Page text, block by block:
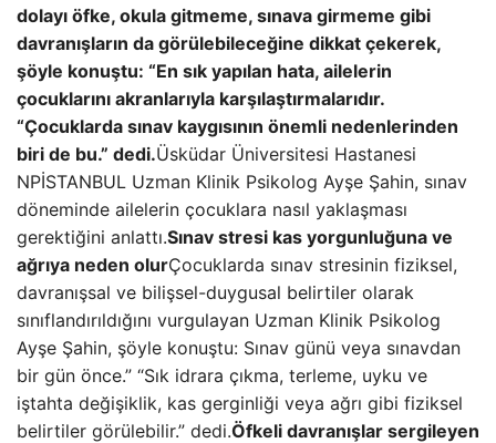
dolayı öfke, okula gitmeme, sınava girmeme gibi
davranışların da görülebileceğine dikkat çekerek,
şöyle konuştu: “En sık yapılan hata, ailelerin
çocuklarını akranlarıyla karşılaştırmalarıdır.
“Çocuklarda sınav kaygısının önemli nedenlerinden
biri de bu.” dedi.Üsküdar Üniversitesi Hastanesi
NPİSTANBUL Uzman Klinik Psikolog Ayşe Şahin, sınav
döneminde ailelerin çocuklara nasıl yaklaşması
gerektiğini anlattı.Sınav stresi kas yorgunluğuna ve
ağrıya neden olurÇocuklarda sınav stresinin fiziksel,
davranışsal ve bilişsel-duygusal belirtiler olarak
sınıflandırıldığını vurgulayan Uzman Klinik Psikolog
Ayşe Şahin, şöyle konuştu: Sınav günü veya sınavdan
bir gün önce.” “Sık idrara çıkma, terleme, uyku ve
iştahta değişiklik, kas gerginliği veya ağrı gibi fiziksel
belirtiler görülebilir.” dedi.Öfkeli davranışlar sergileyen